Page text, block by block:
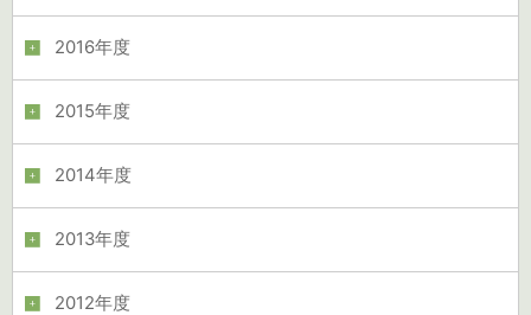
2016年度
2015年度
2014年度
2013年度
2012年度